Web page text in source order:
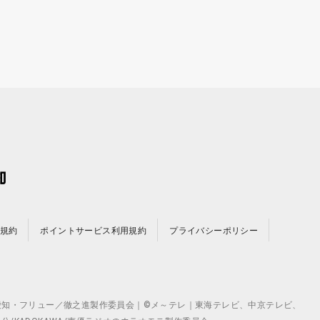
約 ポイントサービス利用規約 プライバシーポリシー
フリュー／徹之進製作委員会｜©メ～テレ｜東海テレビ、中京テレビ、